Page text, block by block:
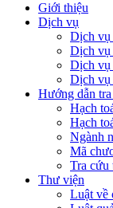
Giới thiệu
Dịch vụ
Dịch vụ
Dịch vụ
Dịch vụ
Dịch vụ
Hướng dẫn
Hạch
Hạch
Ngành
Mã
Tra cứu
Thư viện
Luật về